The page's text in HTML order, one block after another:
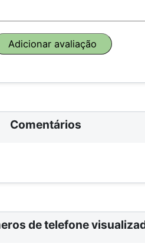
Comentários
de telefone